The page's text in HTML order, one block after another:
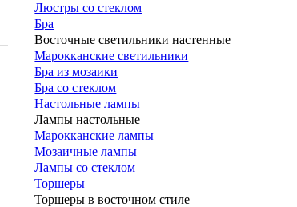
Люстры со стеклом
Бра
Восточные светильники настенные
Марокканские светильники
Бра из мозаики
Бра со стеклом
Настольные лампы
Лампы настольные
Марокканские лампы
Мозаичные лампы
Лампы со стеклом
Торшеры
Торшеры в восточном стиле